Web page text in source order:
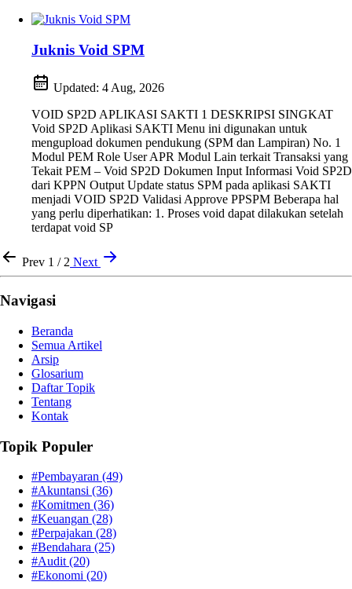
Juknis Void SPM
Updated: 4 Aug, 2026
VOID SP2D APLIKASI SAKTI 1 DESKRIPSI SINGKAT
Void SP2D Aplikasi SAKTI Menu ini digunakan untuk
mengupload dokumen pendukung (SPM dan Lampiran) No. 1
Modul PEM Role User APR Modul Lain terkait Transaksi yang
Tekait PEM – Void SP2D Dokumen Input Informasi Void SP2D
dari KPPN Output Update status SPM pada aplikasi SAKTI
menjadi VOID SP2D Validasi Approve PPSPM Beberapa hal
yang perlu diperhatikan: 1. Proses void dapat dilakukan setelah
terdapat void SP
Prev 1 / 2 Next
Navigasi
Beranda
Semua Artikel
Arsip
Glosarium
Daftar Topik
Tentang
Kontak
Topik Populer
#Pembayaran (49)
#Akuntansi (36)
#Komitmen (36)
#Keuangan (28)
#Perpajakan (28)
#Bendahara (25)
#Audit (20)
#Ekonomi (20)